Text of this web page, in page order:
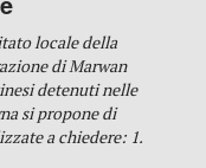
locale della
di Marwan
detenuti nelle
si propone di
a chiedere: 1.